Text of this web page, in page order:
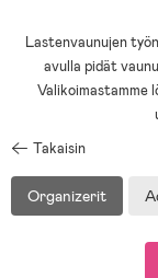
Lastenvaunujen
avulla pidät
Valikoimastamme
Takaisin
Organizerit